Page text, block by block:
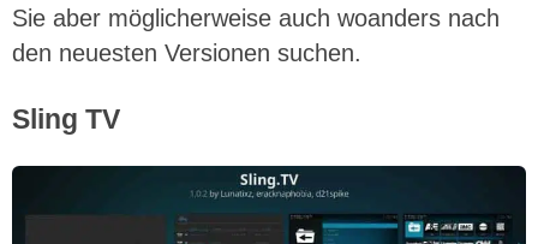
Sie aber möglicherweise auch woanders nach
den neuesten Versionen suchen.
Sling TV